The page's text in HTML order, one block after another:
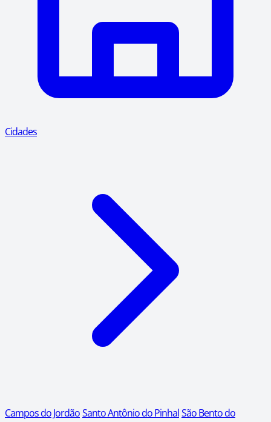
Cidades
Campos do JordãoSanto Antônio do PinhalSão Bento do